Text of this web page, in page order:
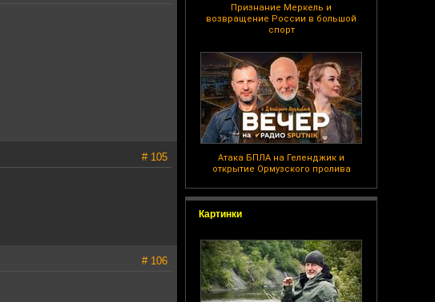
Признание Меркель и
возвращение России в большой
спорт
Атака БПЛА на Геленджик и
открытие Ормузского пролива
Картинки
# 105
# 106